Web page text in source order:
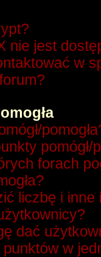
nie jest
w
pomógł/
forach
liczbę i
dać
w